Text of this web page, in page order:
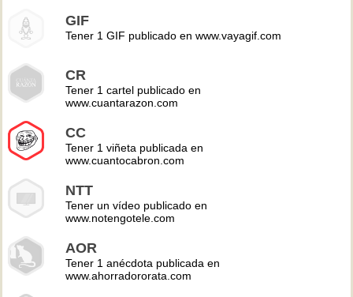
GIF
Tener 1 GIF publicado en www.vayagif.com
CR
Tener 1 cartel publicado en
www.cuantarazon.com
CC
Tener 1 viñeta publicada en
www.cuantocabron.com
NTT
Tener un vídeo publicado en
www.notengotele.com
AOR
Tener 1 anécdota publicada en
www.ahorradororata.com